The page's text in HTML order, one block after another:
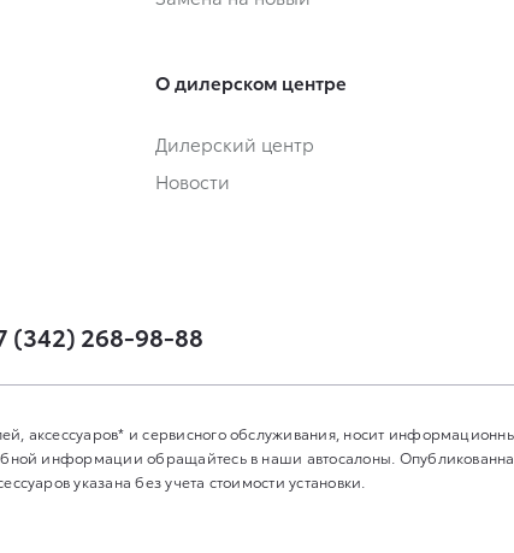
О дилерском центре
Дилерский центр
Новости
(342) 268-98-88
аксессуаров* и сервисного обслуживания, носит
информации обращайтесь в наши автосалоны.
указана без учета стоимости установки.